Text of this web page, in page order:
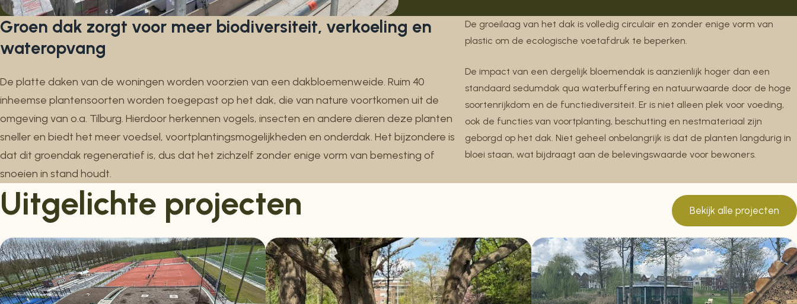
Groen dak zorgt voor meer biodiversiteit, verkoeling en
wateropvang
De platte daken van de woningen worden voorzien van een dakbloemenweide. Ruim 40
inheemse plantensoorten worden toegepast op het dak, die van nature voortkomen uit de
omgeving van o.a. Tilburg. Hierdoor herkennen vogels, insecten en andere dieren deze planten
sneller en biedt het meer voedsel, voortplantingsmogelijkheden en onderdak. Het bijzondere is
dat dit groendak regeneratief is, dus dat het zichzelf zonder enige vorm van bemesting of
snoeien in stand houdt.
De groeilaag van het dak is volledig circulair en zonder enige vorm van
plastic om de ecologische voetafdruk te beperken.
De impact van een dergelijk bloemendak is aanzienlijk hoger dan een
standaard sedumdak qua waterbuffering en natuurwaarde door de hoge
soortenrijkdom en de functiediversiteit. Er is niet alleen plek voor voeding,
ook de functies van voortplanting, beschutting en nestmateriaal zijn
geborgd op het dak. Niet geheel onbelangrijk is dat de planten langdurig in
bloei staan, wat bijdraagt aan de belevingswaarde voor bewoners.
Uitgelichte projecten Bekijk alle projecten